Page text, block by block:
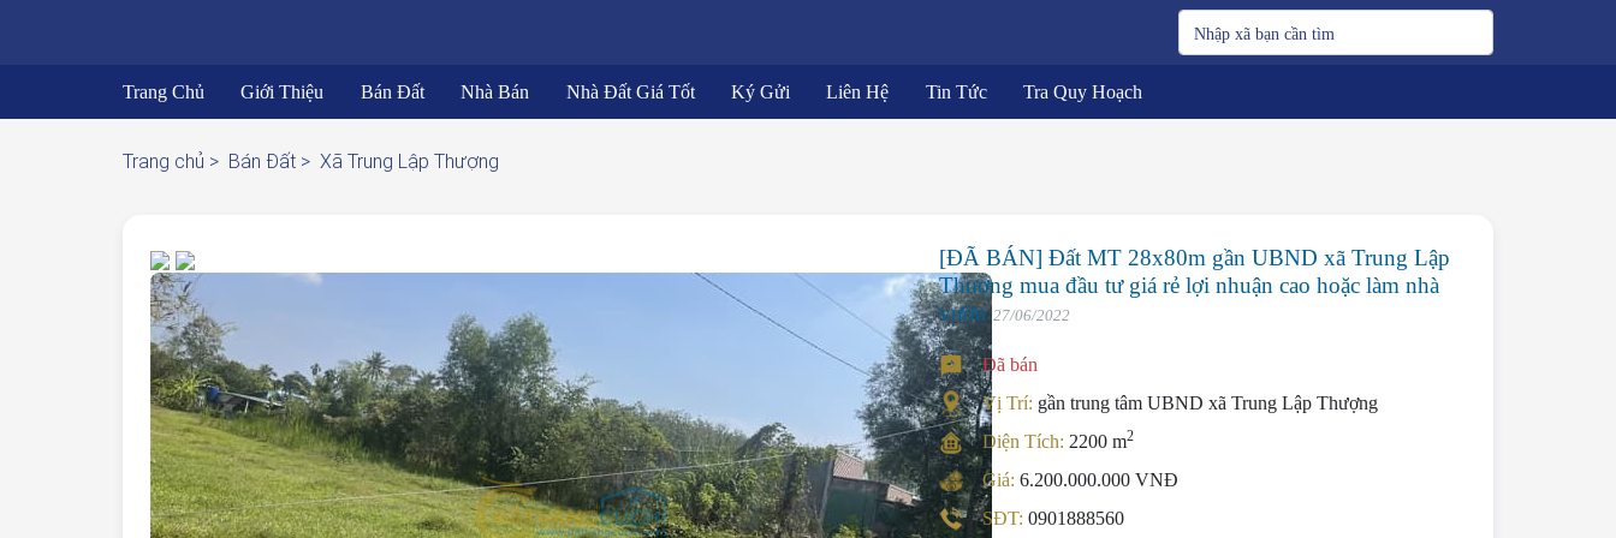
Trang Chủ Giới Thiệu Bán Đất Nhà Bán Nhà Đất Giá Tốt Ký Gửi Liên Hệ Tin Tức Tra Quy Hoạch
Trang chủ > Bán Đất > Xã Trung Lập Thượng
[ĐÃ BÁN] Đất MT 28x80m gần UBND xã Trung Lập
Thượng mua đầu tư giá rẻ lợi nhuận cao hoặc làm nhà
vườn27/06/2022
Đã bán
Vị Trí: gần trung tâm UBND xã Trung Lập Thượng
Diện Tích: 2200 m2
Giá: 6.200.000.000 VNĐ
SĐT: 0901888560